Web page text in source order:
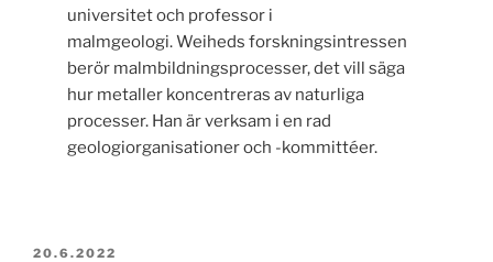
universitet och professor i
malmgeologi. Weiheds forskningsintressen
berör malmbildningsprocesser, det vill säga
hur metaller koncentreras av naturliga
processer. Han är verksam i en rad
geologiorganisationer och -kommittéer.
POSTED
20.6.2022